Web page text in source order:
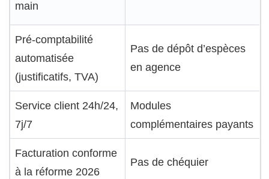
main
Pré-comptabilité
automatisée
(justificatifs, TVA)
Pas de dépôt d’espèces
en agence
Service client 24h/24,
7j/7
Modules
complémentaires payants
Facturation conforme
à la réforme 2026
Pas de chéquier